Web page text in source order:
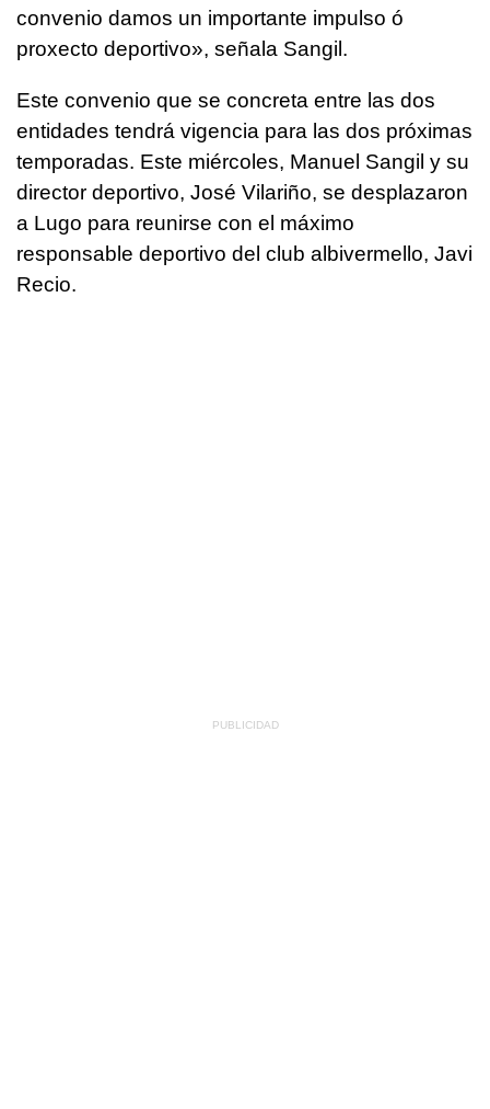
convenio damos un importante impulso ó
proxecto deportivo», señala Sangil.
Este convenio que se concreta entre las dos
entidades tendrá vigencia para las dos próximas
temporadas. Este miércoles, Manuel Sangil y su
director deportivo, José Vilariño, se desplazaron
a Lugo para reunirse con el máximo
responsable deportivo del club albivermello, Javi
Recio.